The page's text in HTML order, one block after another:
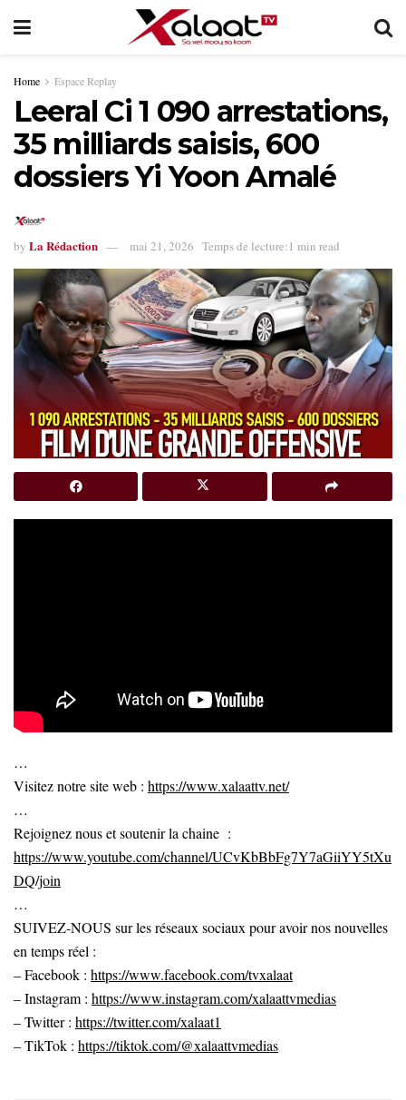
Home Espace Replay
Leeral Ci 1 090 arrestations,
35 milliards saisis, 600
dossiers Yi Yoon Amalé
by La Rédaction mai 21, 2026 Temps de lecture:1 min read
…
Visitez notre site web : https://www.xalaattv.net/
…
Rejoignez nous et soutenir la chaine :
https://www.youtube.com/channel/UCvKbBbFg7Y7aGiiYY5tXu
DQ/join
…
SUIVEZ-NOUS sur les réseaux sociaux pour avoir nos nouvelles
en temps réel :
– Facebook : https://www.facebook.com/tvxalaat
– Instagram : https://www.instagram.com/xalaattvmedias
– Twitter : https://twitter.com/xalaat1
– TikTok : https://tiktok.com/@xalaattvmedias